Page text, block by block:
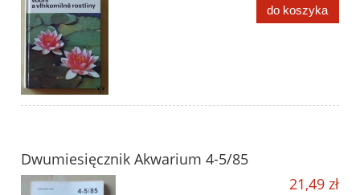
do koszyka
Dwumiesięcznik Akwarium 4-5/85
21,49 zł